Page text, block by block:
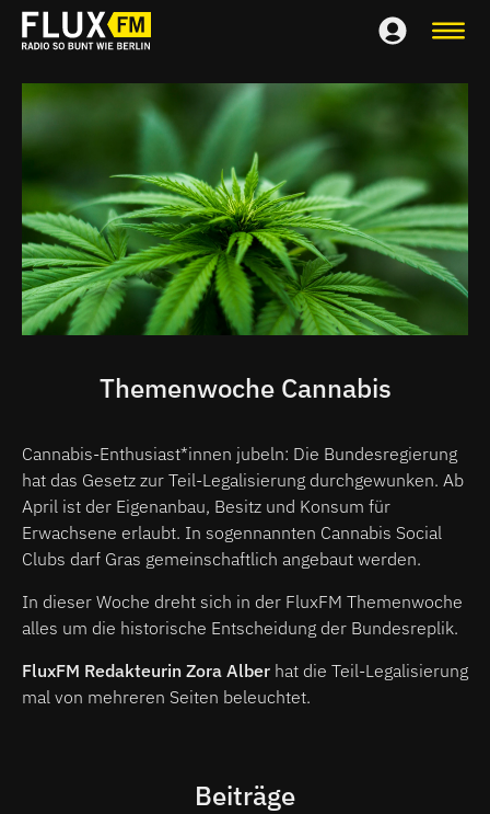
Themenwoche Cannabis
Cannabis-Enthusiast*innen jubeln: Die Bundesregierung
hat das Gesetz zur Teil-Legalisierung durchgewunken. Ab
April ist der Eigenanbau, Besitz und Konsum für
Erwachsene erlaubt. In sogennannten Cannabis Social
Clubs darf Gras gemeinschaftlich angebaut werden.
In dieser Woche dreht sich in der FluxFM Themenwoche
alles um die historische Entscheidung der Bundesreplik.
FluxFM Redakteurin Zora Alber hat die Teil-Legalisierung
mal von mehreren Seiten beleuchtet.
Beiträge